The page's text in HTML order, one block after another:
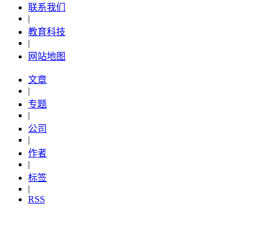
联系我们
|
教育科技
|
网站地图
文章
|
专题
|
公司
|
作者
|
标签
|
RSS